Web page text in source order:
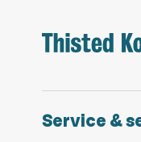
Service &